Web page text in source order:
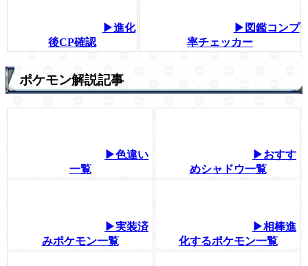
▶進化
後CP確認
▶図鑑コンプ
率チェッカー
ポケモン解説記事
▶色違い
一覧
▶おすす
めシャドウ一覧
▶実装済
みポケモン一覧
▶相棒進
化するポケモン一覧